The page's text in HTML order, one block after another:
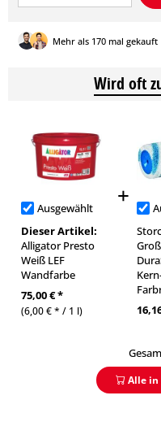
Mehr als 170 mal gekauft
Wird oft
Ausgewählt
Dieser Artikel:
Alligator Presto
Weiß LEF
Wandfarbe
75,00 € *
(6,00 € * / 1 l)
Alle in